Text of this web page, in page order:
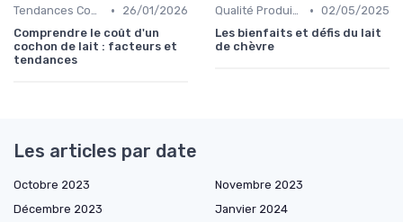
Tendances Consommation •
26/01/2026
Comprendre le coût d'un
cochon de lait : facteurs et
tendances
Qualité Produits • 02/05/2025
Les bienfaits et défis du lait
de chèvre
Les articles par date
Octobre 2023
Novembre 2023
Décembre 2023
Janvier 2024